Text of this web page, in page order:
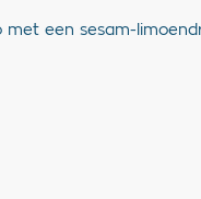
een sesam-